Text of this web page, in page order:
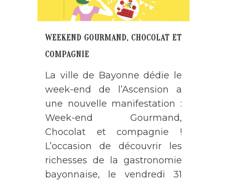
WEEKEND GOURMAND, CHOCOLAT ET
COMPAGNIE
La ville de Bayonne dédie le
week-end de l’Ascension a
une nouvelle manifestation :
Week-end Gourmand,
Chocolat et compagnie !
L’occasion de découvrir les
richesses de la gastronomie
bayonnaise, le vendredi 31